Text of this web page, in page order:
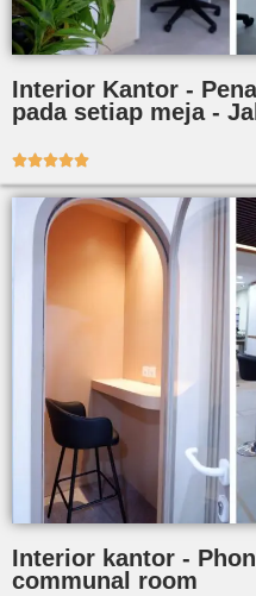
Interior Kantor -
pada setiap meja -

Interior kantor -
communal room